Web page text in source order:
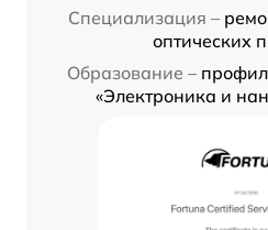
Специализация –
оптических
Образование –
«Электроника и